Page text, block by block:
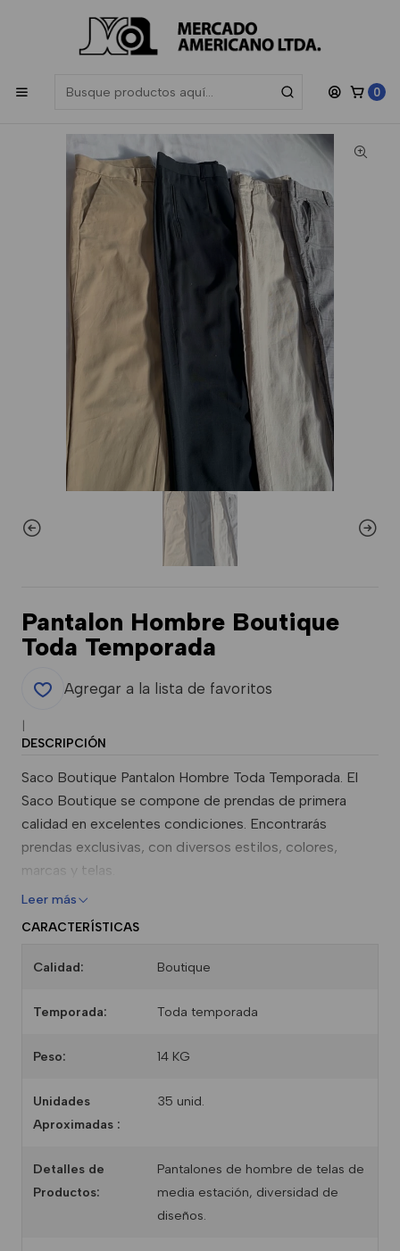
0
Las compras sobre $200.000 participan en el sorteo de una
Card de $50.000
, sorteamos todos los meses.
Pantalon Hombre Boutique
Toda Temporada
Agregar a la lista de favoritos
DESCRIPCIÓN
Saco Boutique Pantalon Hombre Toda Temporada. El
Saco Boutique se compone de prendas de primera
calidad en excelentes condiciones. Encontrarás
prendas exclusivas, con diversos estilos, colores,
marcas y telas.
Leer más
CARACTERÍSTICAS
Calidad: Boutique
Temporada: Toda temporada
Peso: 14 KG
Unidades
Aproximadas :
35 unid.
Detalles de
Productos:
Pantalones de hombre de telas de
media estación, diversidad de
diseños.